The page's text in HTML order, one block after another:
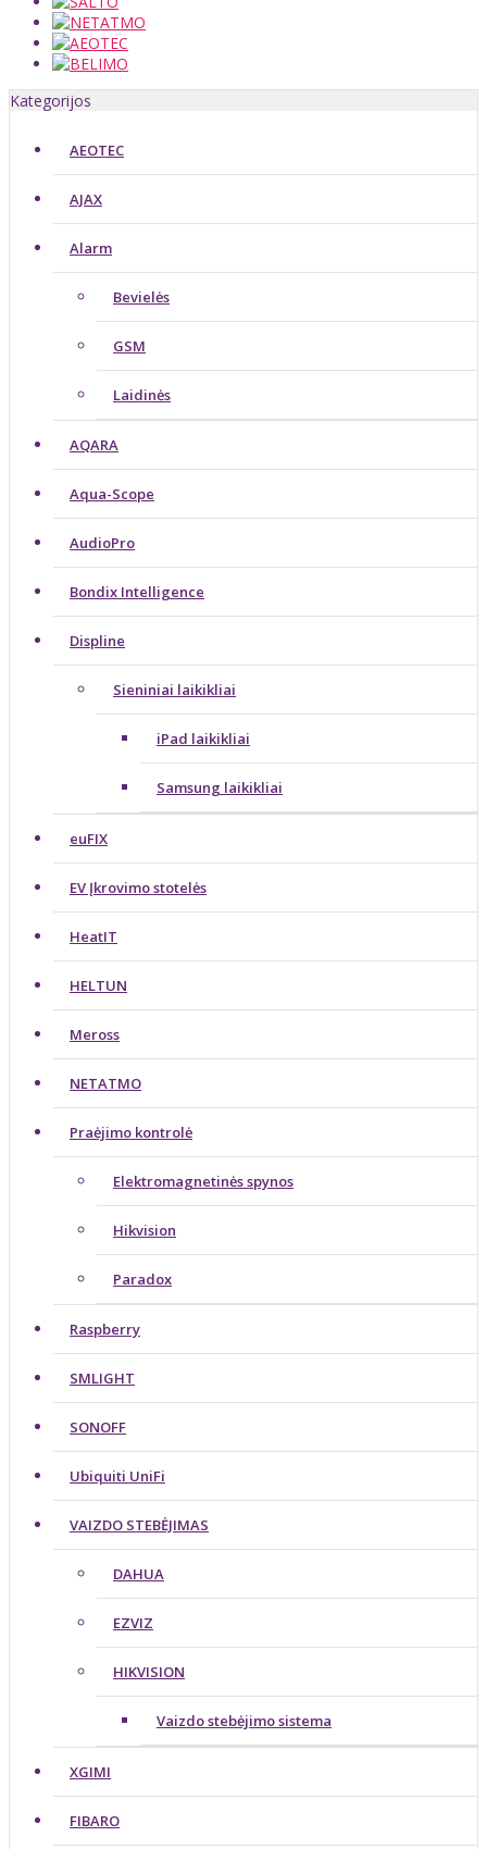
Kategorijos
AEOTEC
AJAX
Alarm
Bevielės
GSM
Laidinės
AQARA
Aqua-Scope
AudioPro
Bondix Intelligence
Displine
Sieniniai laikikliai
iPad laikikliai
Samsung laikikliai
euFIX
EV Įkrovimo stotelės
HeatIT
HELTUN
Meross
NETATMO
Praėjimo kontrolė
Elektromagnetinės spynos
Hikvision
Paradox
Raspberry
SMLIGHT
SONOFF
Ubiquiti UniFi
VAIZDO STEBĖJIMAS
DAHUA
EZVIZ
HIKVISION
Vaizdo stebėjimo sistema
XGIMI
FIBARO